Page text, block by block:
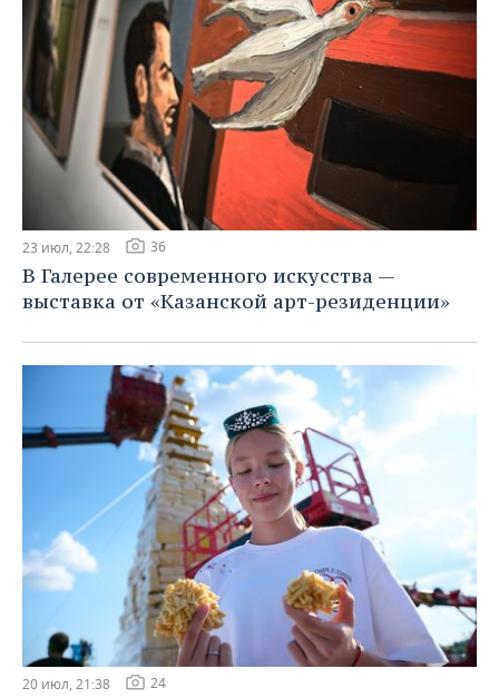
23 июл, 22:28 36
В Галерее современного искусства —
выставка от «Казанской арт-резиденции»
20 июл, 21:38 24